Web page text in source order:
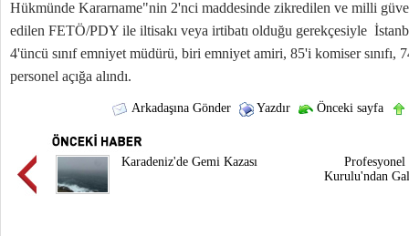
Hükmünde Kararname"nin 2'nci maddesinde zikredilen ve milli
edilen FETÖ/PDY ile iltisakı veya irtibatı olduğu gerekçesiyle
4'üncü sınıf emniyet müdürü, biri emniyet amiri, 85'i komiser sınıfı,
personel açığa alındı.
Arkadaşına Gönder Yazdır Önceki sayfa
Karadeniz'de Gemi Kazası
Kurulu'ndan